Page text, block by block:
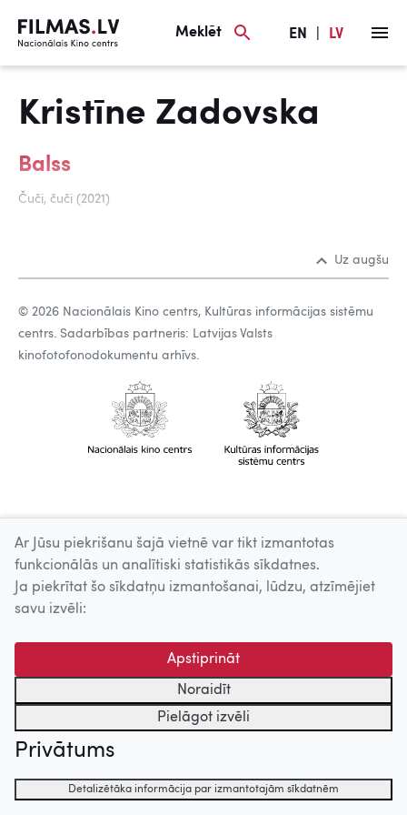
Meklēt EN LV
Kristīne Zadovska
Balss
Čuči, čuči (2021)
Uz augšu
© 2026 Nacionālais Kino centrs, Kultūras informācijas sistēmu
centrs. Sadarbības partneris: Latvijas Valsts
kinofotofonodokumentu arhīvs.
Ar Jūsu piekrišanu šajā vietnē var tikt izmantotas
funkcionālās un analītiski statistikās sīkdatnes.
Ja piekrītat šo sīkdatņu izmantošanai, lūdzu, atzīmējiet
savu izvēli:
Apstiprināt
Noraidīt
Pielāgot izvēli
Privātums
Detalizētāka informācija par izmantotajām sīkdatnēm